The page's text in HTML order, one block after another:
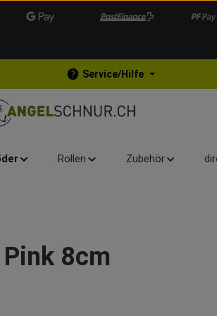
Service/Hilfe
Rollen Zubehör
Pink 8cm